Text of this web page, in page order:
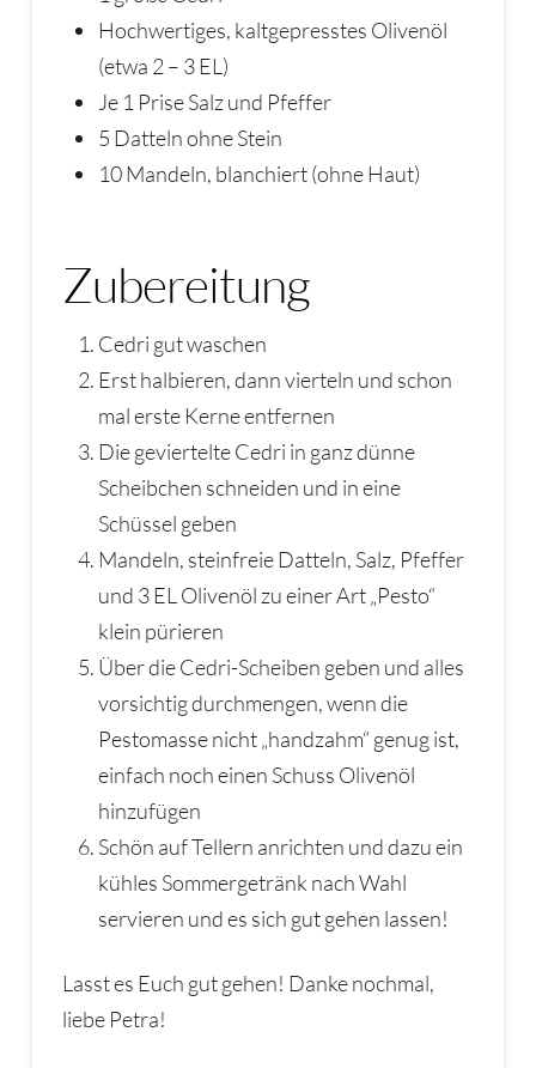
Hochwertiges, kaltgepresstes Olivenöl
(etwa 2 – 3 EL)
Je 1 Prise Salz und Pfeffer
5 Datteln ohne Stein
10 Mandeln, blanchiert (ohne Haut)
Zubereitung
Cedri gut waschen
Erst halbieren, dann vierteln und schon
mal erste Kerne entfernen
Die geviertelte Cedri in ganz dünne
Scheibchen schneiden und in eine
Schüssel geben
Mandeln, steinfreie Datteln, Salz, Pfeffer
und 3 EL Olivenöl zu einer Art „Pesto“
klein pürieren
Über die Cedri-Scheiben geben und alles
vorsichtig durchmengen, wenn die
Pestomasse nicht „handzahm“ genug ist,
einfach noch einen Schuss Olivenöl
hinzufügen
Schön auf Tellern anrichten und dazu ein
kühles Sommergetränk nach Wahl
servieren und es sich gut gehen lassen!
Lasst es Euch gut gehen! Danke nochmal,
liebe Petra!